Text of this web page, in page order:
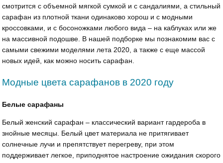
смотрится с объемной мягкой сумкой и с сандалиями, а стильный
сарафан из плотной ткани одинаково хорош и с модными
кроссовками, и с босоножками любого вида – на каблуках или же
на массивной подошве. В нашей подборке мы познакомим вас с
самыми свежими моделями лета 2020, а также с еще массой
новых идей, как можно носить сарафан.
Модные цвета сарафанов в 2020 году
Белые сарафаны
Белый женский сарафан – классический вариант гардероба в
знойные месяцы. Белый цвет материала не притягивает
солнечные лучи и препятствует перегреву, при этом
поддерживает легкое, приподнятое настроение ожидания скорого